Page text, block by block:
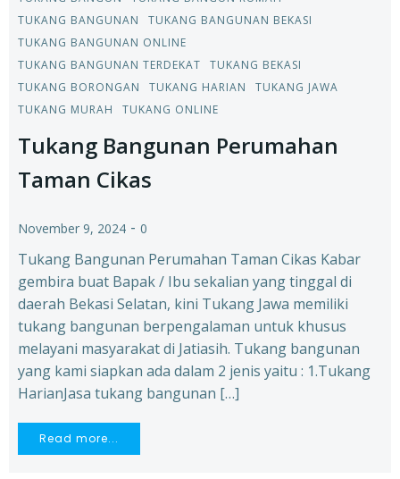
TUKANG BANGUNAN
TUKANG BANGUNAN BEKASI
TUKANG BANGUNAN ONLINE
TUKANG BANGUNAN TERDEKAT
TUKANG BEKASI
TUKANG BORONGAN
TUKANG HARIAN
TUKANG JAWA
TUKANG MURAH
TUKANG ONLINE
Tukang Bangunan Perumahan
Taman Cikas
November 9, 2024 - 0
Tukang Bangunan Perumahan Taman Cikas Kabar
gembira buat Bapak / Ibu sekalian yang tinggal di
daerah Bekasi Selatan, kini Tukang Jawa memiliki
tukang bangunan berpengalaman untuk khusus
melayani masyarakat di Jatiasih. Tukang bangunan
yang kami siapkan ada dalam 2 jenis yaitu : 1.Tukang
HarianJasa tukang bangunan […]
Read more...